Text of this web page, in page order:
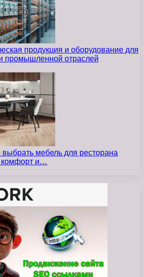
продукция и оборудование для
промышленной отраслей
выбрать мебель для ресторана
комфорт и…